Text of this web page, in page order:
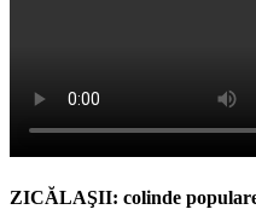
ZICĂLAŞII: colinde